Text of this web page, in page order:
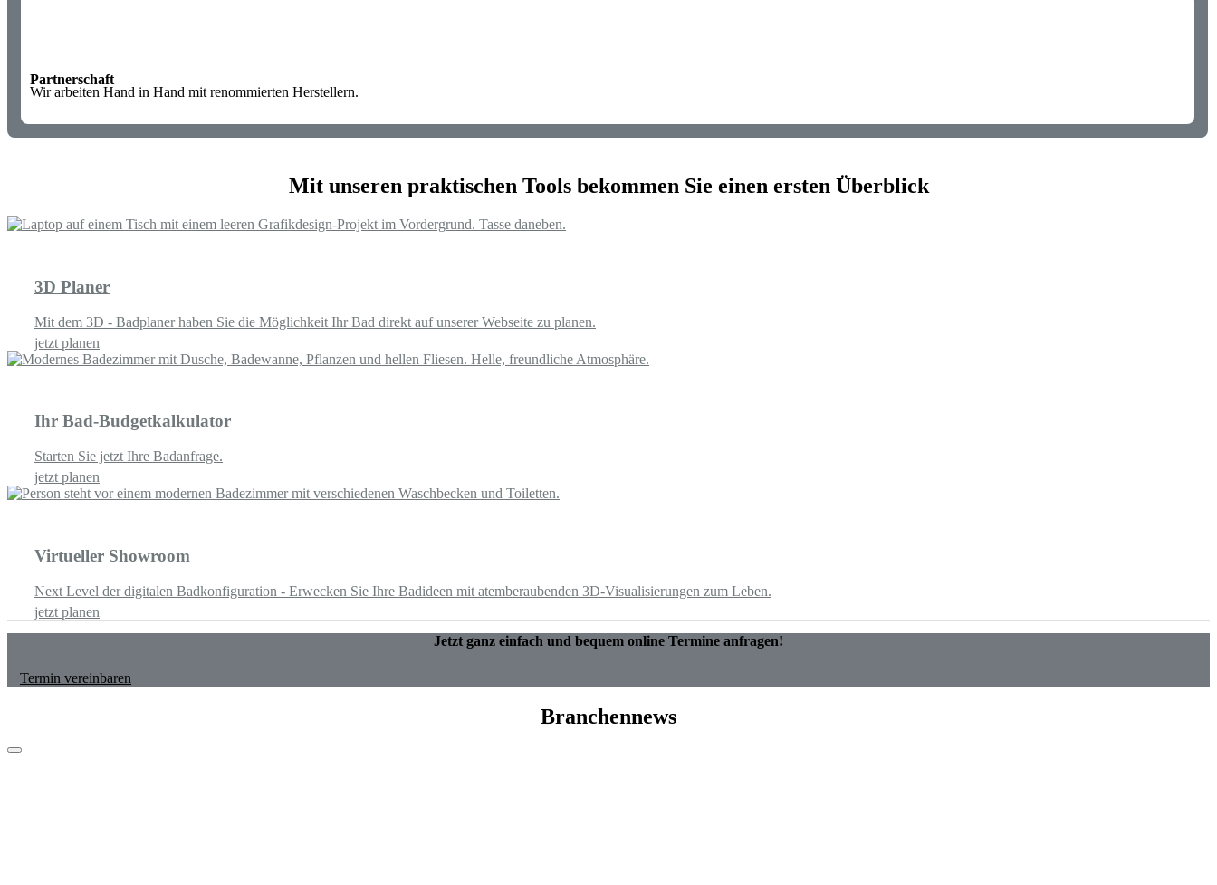
Partnerschaft
Wir arbeiten Hand in Hand mit renommierten Herstellern.
Mit unseren praktischen Tools bekommen Sie einen ersten Überblick
3D Planer
Mit dem 3D - Badplaner haben Sie die Möglichkeit Ihr Bad direkt auf unserer Webseite zu planen.
jetzt planen
Ihr Bad-Budgetkalkulator
Starten Sie jetzt Ihre Badanfrage.
jetzt planen
Virtueller Showroom
Next Level der digitalen Badkonfiguration - Erwecken Sie Ihre Badideen mit atemberaubenden 3D-Visualisierungen zum Leben.
jetzt planen
Jetzt ganz einfach und bequem online Termine anfragen!
Termin vereinbaren
Branchennews